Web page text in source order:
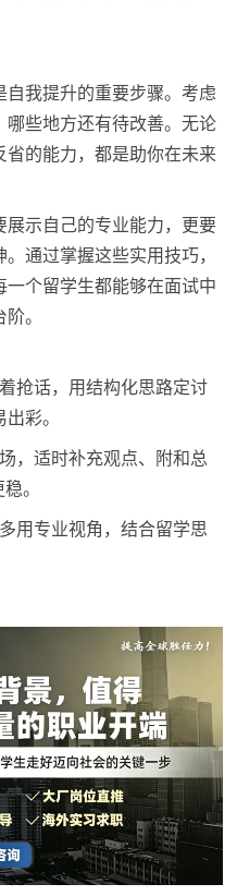
自我提升的重要步骤。考虑
哪些地方还有待改善。无论
的能力，都是助你在未来
展示自己的专业能力，更要
通过掌握这些实用技巧，
个留学生都能够在面试中
。
抢话，用结构化思路定讨
彩。
，适时补充观点、附和总
。
用专业视角，结合留学思